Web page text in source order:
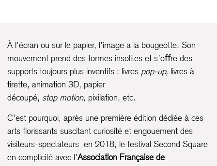
À l’écran ou sur le papier, l’image a la bougeotte. Son
mouvement prend des formes insolites et s’oﬀre des
supports toujours plus inventifs : livres pop-up, livres à
tirette, animation 3D, papier
découpé, stop motion, pixilation, etc.
C’est pourquoi, après une première édition dédiée à ces
arts ﬂorissants suscitant curiosité et engouement des
visiteurs-spectateurs en 2018, le festival Second Square
en complicité avec l’Association Française de